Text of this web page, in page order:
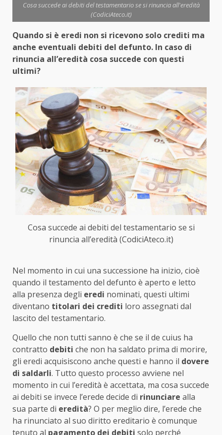
Cosa succede ai debiti del testamentario se si rinuncia all'eredità
(CodiciAteco.it)
Quando si è eredi non si ricevono solo crediti ma
anche eventuali debiti del defunto. In caso di
rinuncia all’eredità cosa succede con questi
ultimi?
Cosa succede ai debiti del testamentario se si
rinuncia all’eredità (CodiciAteco.it)
Nel momento in cui una successione ha inizio, cioè
quando il testamento del defunto è aperto e letto
alla presenza degli eredi nominati, questi ultimi
diventano titolari dei crediti loro assegnati dal
lascito del testamentario.
Quello che non tutti sanno è che se il de cuius ha
contratto debiti che non ha saldato prima di morire,
gli eredi acquisiscono anche questi e hanno il dovere
di saldarli. Tutto questo processo avviene nel
momento in cui l’eredità è accettata, ma cosa succede
ai debiti se invece l’erede decide di rinunciare alla
sua parte di eredità? O per meglio dire, l’erede che
ha rinunciato al suo diritto ereditario è comunque
tenuto al pagamento dei debiti solo perché